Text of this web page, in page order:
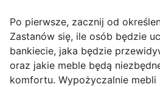
Po pierwsze, zacznij od
Zastanów się, ile osób będzie
bankiecie, jaka będzie
oraz jakie meble będą
komfortu. Wypożyczalnie